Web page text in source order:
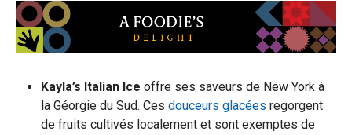
Kayla’s Italian Ice offre ses saveurs de New York à
la Géorgie du Sud. Ces douceurs glacées regorgent
de fruits cultivés localement et sont exemptes de